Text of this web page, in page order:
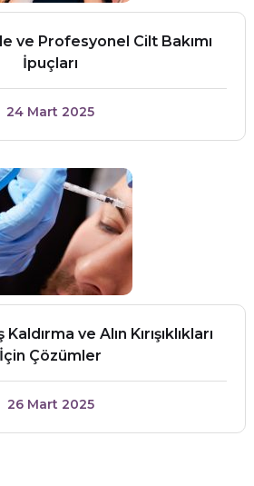
ve Profesyonel Cilt Bakımı
İpuçları
24 Mart 2025
ve Alın Kırışıklıkları
İçin Çözümler
26 Mart 2025